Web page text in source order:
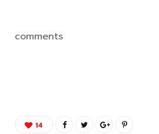
comments
14